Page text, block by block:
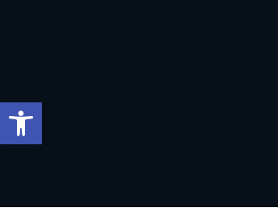
Barra de Ferramentas